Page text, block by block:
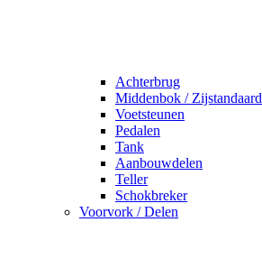
Achterbrug
Middenbok / Zijstandaard
Voetsteunen
Pedalen
Tank
Aanbouwdelen
Teller
Schokbreker
Voorvork / Delen